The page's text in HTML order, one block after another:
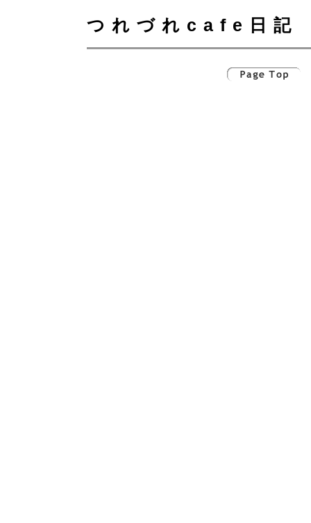
つれづれcafe日記